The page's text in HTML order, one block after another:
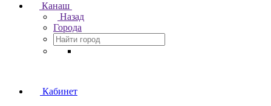
Канаш
Назад
Города
Кабинет